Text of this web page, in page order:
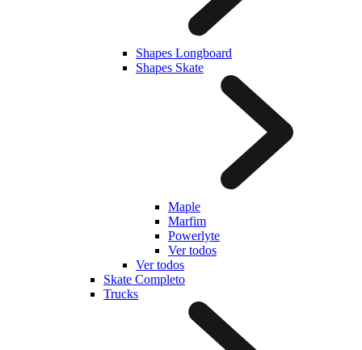
Shapes Longboard
Shapes Skate
Maple
Marfim
Powerlyte
Ver todos
Ver todos
Skate Completo
Trucks